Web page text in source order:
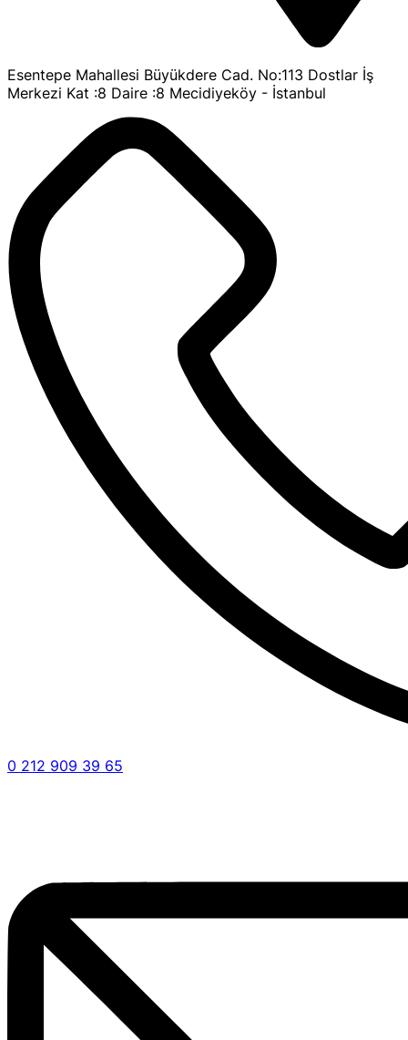
Esentepe Mahallesi Büyükdere Cad. No:113 Dostlar İş
Merkezi Kat :8 Daire :8 Mecidiyeköy - İstanbul
0 212 909 39 65